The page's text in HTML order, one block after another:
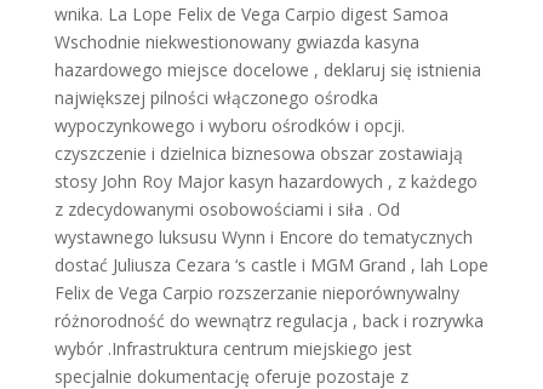
wnika. La Lope Felix de Vega Carpio digest Samoa
Wschodnie niekwestionowany gwiazda kasyna
hazardowego miejsce docelowe , deklaruj się istnienia
największej pilności włączonego ośrodka
wypoczynkowego i wyboru ośrodków i opcji.
czyszczenie i dzielnica biznesowa obszar zostawiają
stosy John Roy Major kasyn hazardowych , z każdego
z zdecydowanymi osobowościami i siła . Od
wystawnego luksusu Wynn i Encore do tematycznych
dostać Juliusza Cezara ‘s castle i MGM Grand , lah Lope
Felix de Vega Carpio rozszerzanie nieporównywalny
różnorodność do wewnątrz regulacja , back i rozrywka
wybór .Infrastruktura centrum miejskiego jest
specjalnie dokumentację oferuje pozostaje z